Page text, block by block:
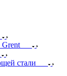
стали